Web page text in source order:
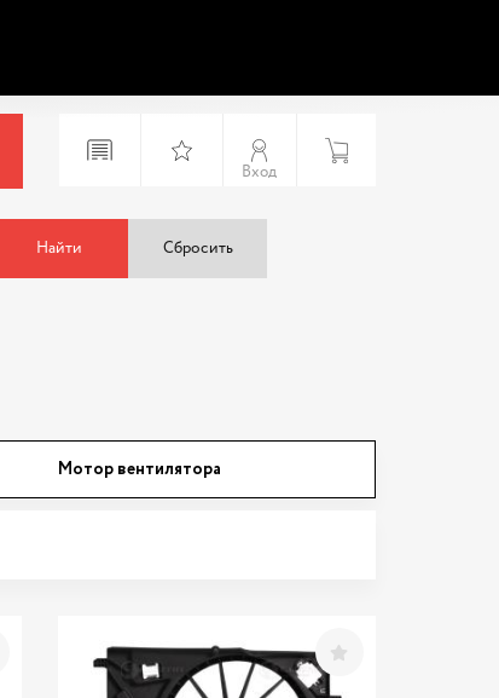
Вход
Найти Сбросить
Мотор вентилятора